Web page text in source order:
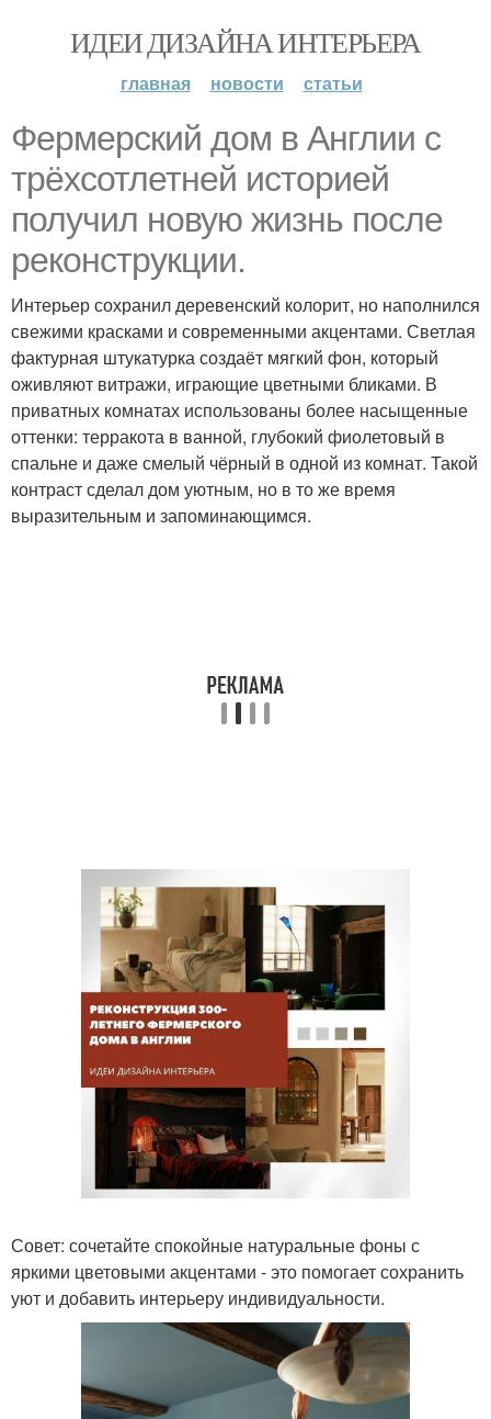
ИДЕИ ДИЗАЙНА ИНТЕРЬЕРА
главная новости статьи
Фермерский дом в Англии с
трёхсотлетней историей
получил новую жизнь после
реконструкции.
Интерьер сохранил деревенский колорит, но наполнился
свежими красками и современными акцентами. Светлая
фактурная штукатурка создаёт мягкий фон, который
оживляют витражи, играющие цветными бликами. В
приватных комнатах использованы более насыщенные
оттенки: терракота в ванной, глубокий фиолетовый в
спальне и даже смелый чёрный в одной из комнат. Такой
контраст сделал дом уютным, но в то же время
выразительным и запоминающимся.
Совет: сочетайте спокойные натуральные фоны с
яркими цветовыми акцентами - это помогает сохранить
уют и добавить интерьеру индивидуальности.